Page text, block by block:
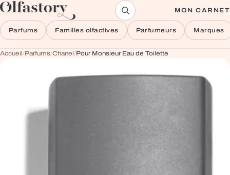
Aller au contenu MON CARNET
Parfums Familles olfactives Parfumeurs Marques
Accueil/Parfums/Chanel/Pour Monsieur Eau de Toilette